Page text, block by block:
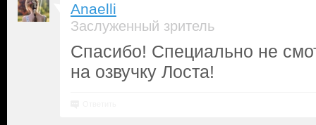
Anaelli
Заслуженный зритель
Спасибо! Специально не
на озвучку Лоста!